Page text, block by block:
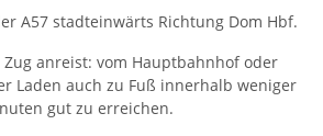
A57 stadteinwärts Richtung Dom Hbf.
anreist: vom Hauptbahnhof oder
Laden auch zu Fuß innerhalb weniger
gut zu erreichen.